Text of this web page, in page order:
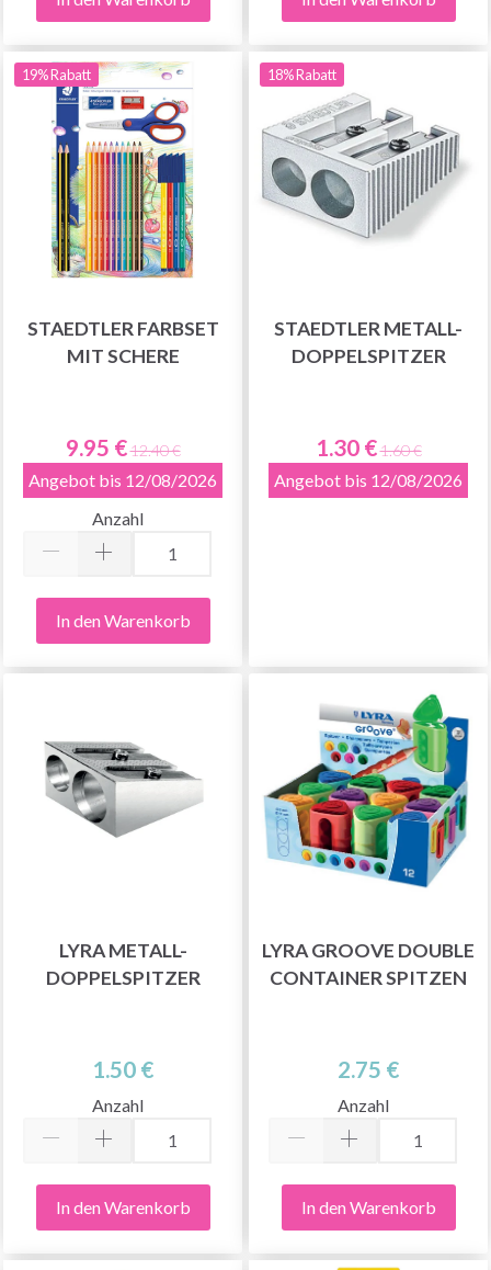
19% Rabatt
STAEDTLER FARBSET
MIT SCHERE
9.95 €12.40 €
Angebot bis 12/08/2026
Anzahl
In den Warenkorb
18% Rabatt
STAEDTLER METALL-
DOPPELSPITZER
1.30 €1.60 €
Angebot bis 12/08/2026
LYRA METALL-
DOPPELSPITZER
1.50 €
Anzahl
In den Warenkorb
LYRA GROOVE DOUBLE
CONTAINER SPITZEN
2.75 €
Anzahl
In den Warenkorb